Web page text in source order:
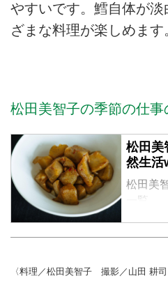
やすいです。鱈自体が淡
ざまな料理が楽しめます
松田美智子の季節の仕
松田美
然生活
松田美
一覧
〈料理／松田美智子 撮影／山田 耕司